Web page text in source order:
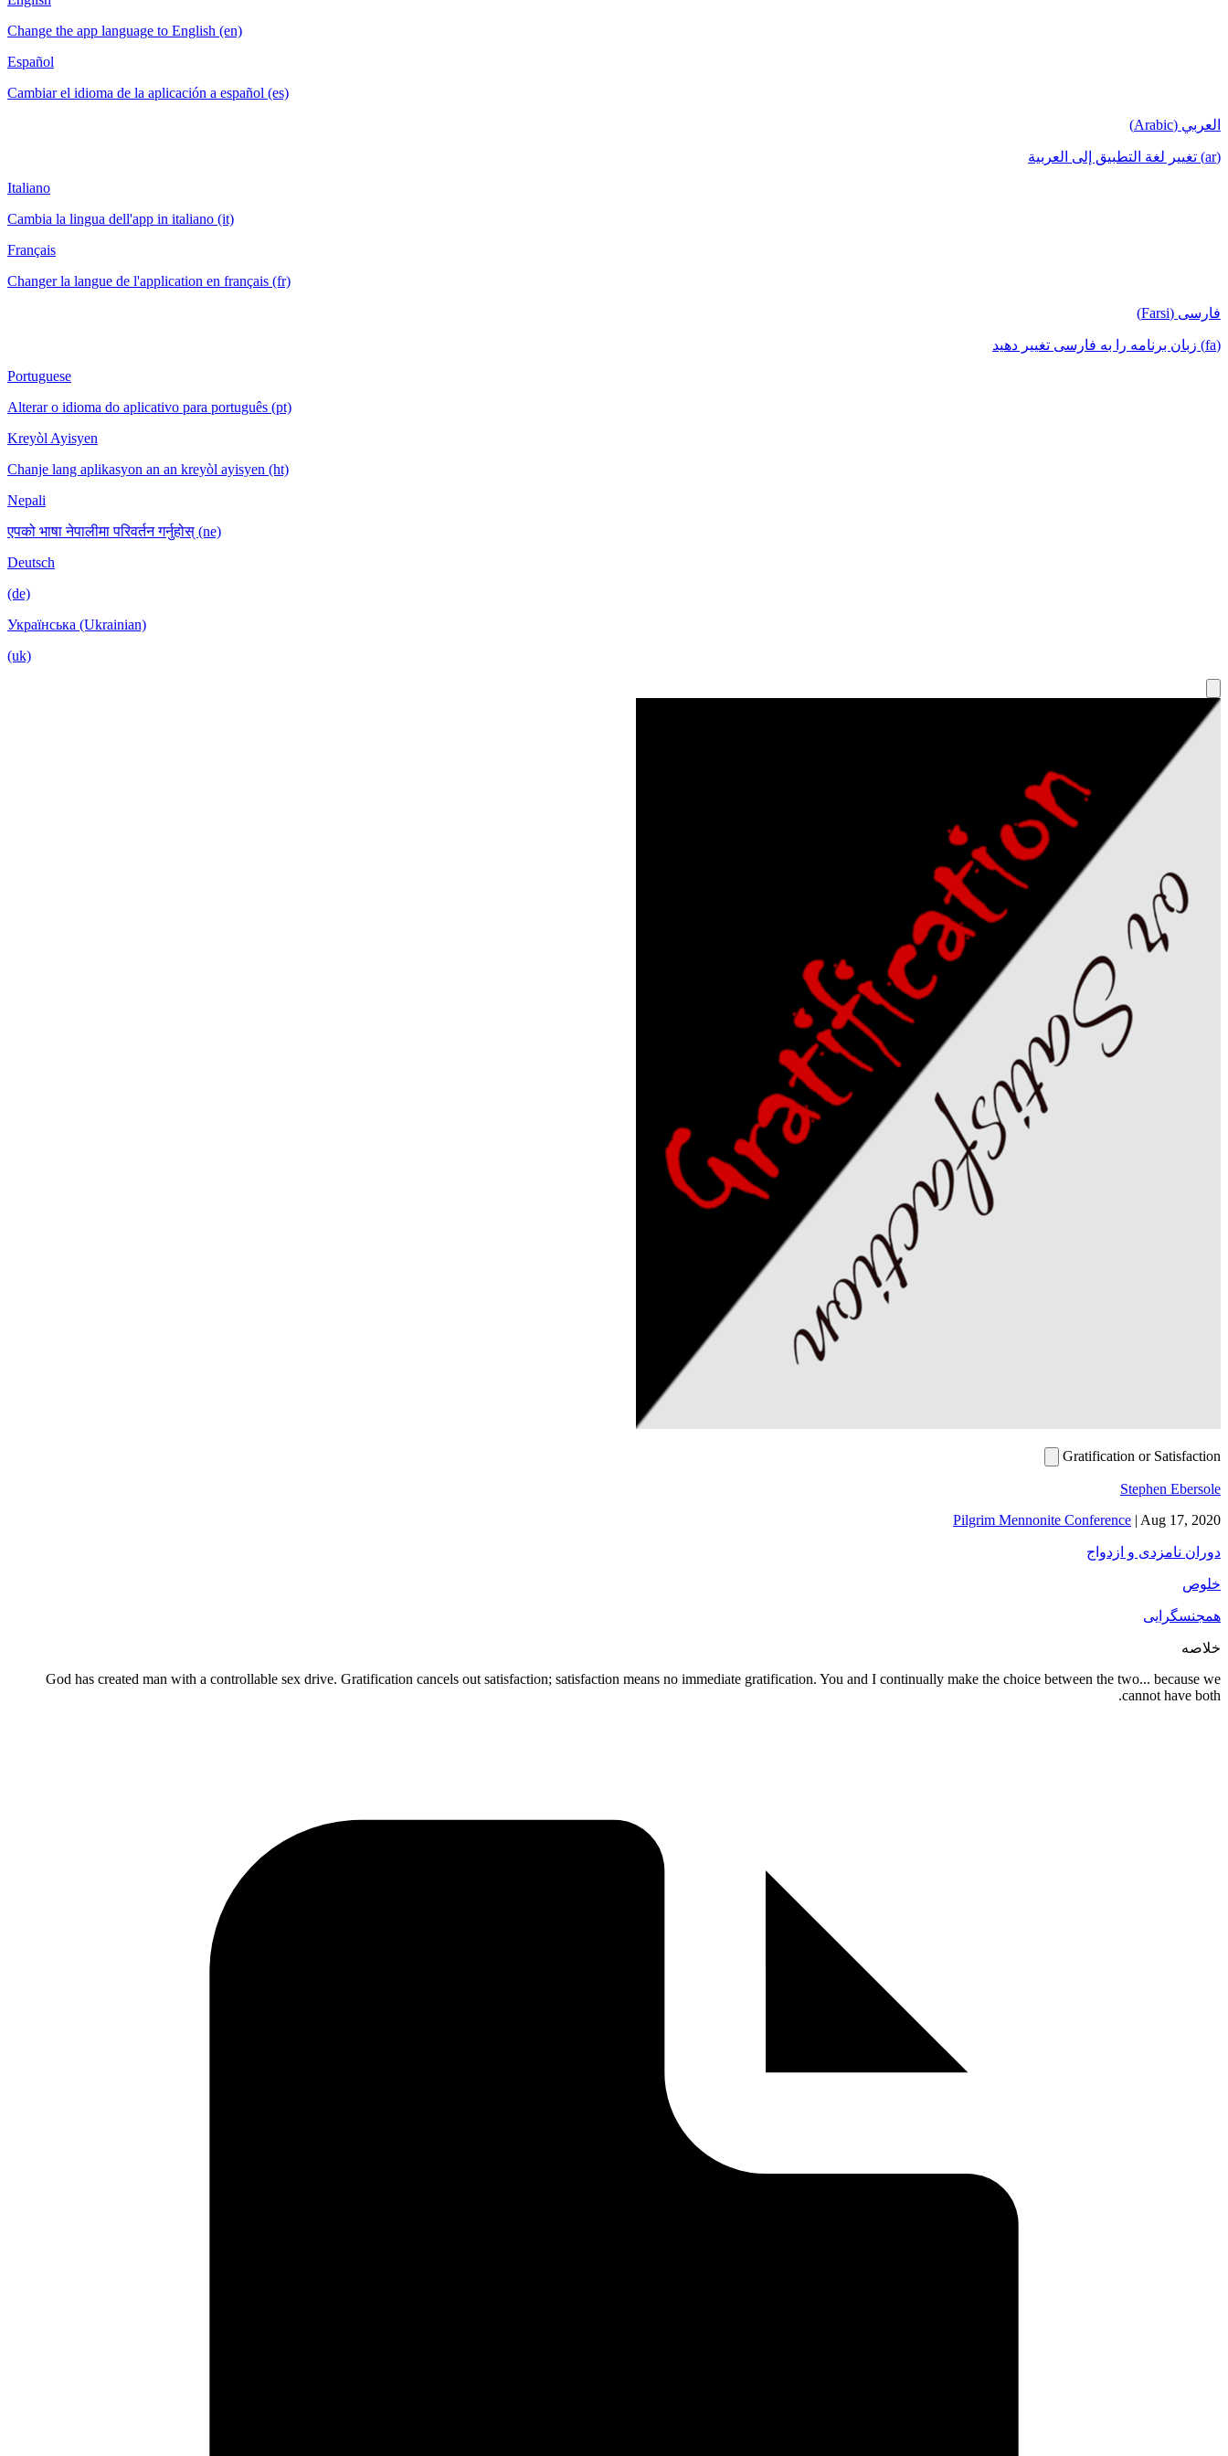
Change the app language to English (en)
Español
Cambiar el idioma de la aplicación a español (es)
العربي (Arabic)
(ar) تغيير لغة التطبيق إلى العربية
Italiano
Cambia la lingua dell'app in italiano (it)
Français
Changer la langue de l'application en français (fr)
فارسی (Farsi)
(fa) زبان برنامه را به فارسی تغییر دهید
Portuguese
Alterar o idioma do aplicativo para português (pt)
Kreyòl Ayisyen
Chanje lang aplikasyon an an kreyòl ayisyen (ht)
Nepali
एपको भाषा नेपालीमा परिवर्तन गर्नुहोस् (ne)
Deutsch
(de)
Українська (Ukrainian)
(uk)
Gratification or Satisfaction
Stephen Ebersole
Pilgrim Mennonite Conference | Aug 17, 2020
دوران نامزدی و ازدواج
خلوص
همجنسگرایی
خلاصه
God has created man with a controllable sex drive. Gratification cancels out satisfaction; satisfaction means no immediate gratification. You and I continually make the choice between the two... because we
cannot have both.